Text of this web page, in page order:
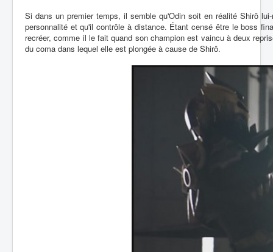
Si dans un premier temps, il semble qu'Odin soit en réalité Shirô
personnalité et qu'il contrôle à distance. Étant censé être le boss
recréer, comme il le fait quand son champion est vaincu à deux
du coma dans lequel elle est plongée à cause de Shirô.